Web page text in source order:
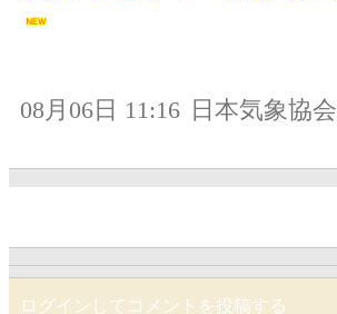
08月06日 11:16 日本気象協会
ログインしてコメントを投稿する